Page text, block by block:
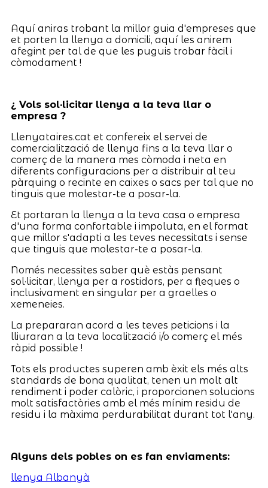
Aquí aniras trobant la millor guia d'empreses que
et porten la llenya a domicili, aquí les anirem
afegint per tal de que les puguis trobar fàcil i
còmodament !
¿ Vols sol·licitar llenya a la teva llar o
empresa ?
Llenyataires.cat et confereix el servei de
comercialització de llenya fins a la teva llar o
comerç de la manera mes còmoda i neta en
diferents configuracions per a distribuir al teu
pàrquing o recinte en caixes o sacs per tal que no
tinguis que molestar-te a posar-la.
Et portaran la llenya a la teva casa o empresa
d'una forma confortable i impoluta, en el format
que millor s'adapti a les teves necessitats i sense
que tinguis que molestar-te a posar-la.
Només necessites saber què estàs pensant
sol·licitar, llenya per a rostidors, per a fleques o
inclusivament en singular per a graelles o
xemeneies.
La prepararan acord a les teves peticions i la
lliuraran a la teva localització i/o comerç el més
ràpid possible !
Tots els productes superen amb èxit els més alts
standards de bona qualitat, tenen un molt alt
rendiment i poder calòric, i proporcionen solucions
molt satisfactòries amb el més mínim residu de
residu i la màxima perdurabilitat durant tot l'any.
Alguns dels pobles on es fan enviaments:
llenya Albanyà